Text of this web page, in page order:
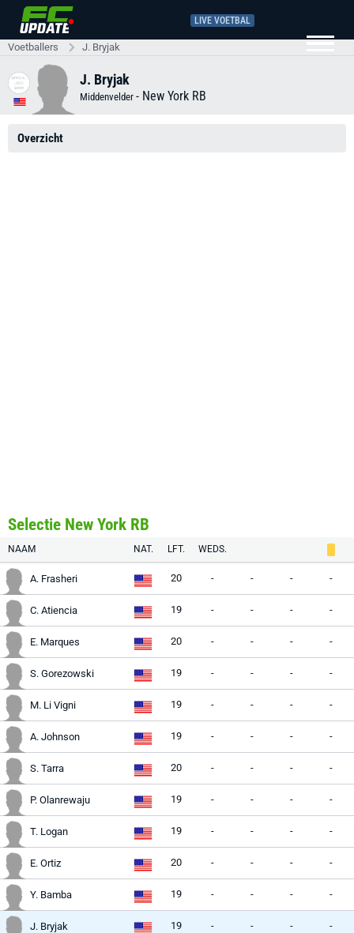
LIVE VOETBAL
Voetballers J. Bryjak
J. Bryjak
Middenvelder - New York RB
Overzicht
Selectie New York RB
NAAM NAT. LFT. WEDS.
A. Frasheri 20 - - - -
C. Atiencia 19 - - - -
E. Marques 20 - - - -
S. Gorezowski 19 - - - -
M. Li Vigni 19 - - - -
A. Johnson 19 - - - -
S. Tarra 20 - - - -
P. Olanrewaju 19 - - - -
T. Logan 19 - - - -
E. Ortiz 20 - - - -
Y. Bamba 19 - - - -
J. Bryjak 19 - - - -